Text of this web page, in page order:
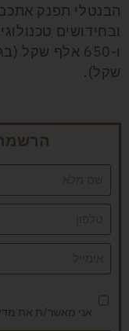
הבנטלי תפנק
ובחידושים
שקל).
הרשמה
אני מאשר/ת את